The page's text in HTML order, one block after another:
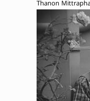
Thanon